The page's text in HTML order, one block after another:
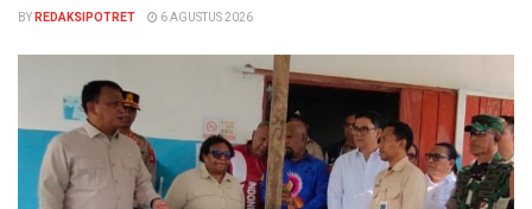
BYREDAKSIPOTRET 6 AGUSTUS 2026